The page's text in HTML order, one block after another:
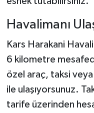
Havalimanı
Kars Harakani
6 kilometre
özel araç, taksi
ile ulaşıyorsunuz.
tarife üzerinden